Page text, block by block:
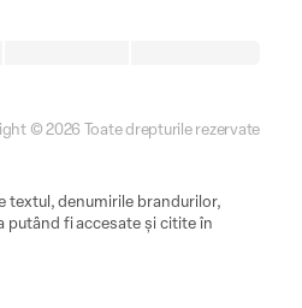
© 2026 Toate drepturile rezervate
textul, denumirile brandurilor,
putând fi accesate și citite în